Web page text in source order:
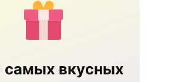
самых вкусных